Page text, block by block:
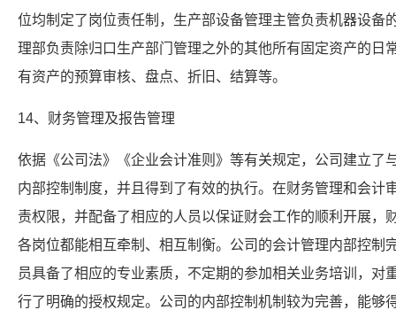
位均制定了岗位责任制，生产部设备管理主管负责机器设备
理部负责除归口生产部门管理之外的其他所有固定资产的日
有资产的预算审核、盘点、折旧、结算等。
14、财务管理及报告管理
依据《公司法》《企业会计准则》等有关规定，公司建立了
内部控制制度，并且得到了有效的执行。在财务管理和会计
责权限，并配备了相应的人员以保证财会工作的顺利开展，
各岗位都能相互牵制、相互制衡。公司的会计管理内部控制
员具备了相应的专业素质，不定期的参加相关业务培训，对
行了明确的授权规定。公司的内部控制机制较为完善，能够